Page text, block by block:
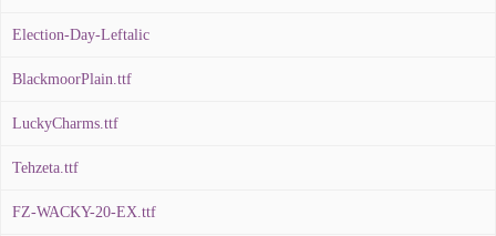
Election-Day-Leftalic
BlackmoorPlain.ttf
LuckyCharms.ttf
Tehzeta.ttf
FZ-WACKY-20-EX.ttf